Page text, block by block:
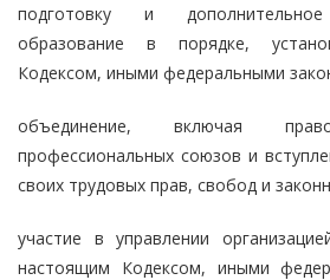
подготовку и дополнительное
образование в порядке,
Кодексом, иными федеральными
объединение, включая
профессиональных союзов и
своих трудовых прав, свобод и
участие в управлении
настоящим Кодексом, иными